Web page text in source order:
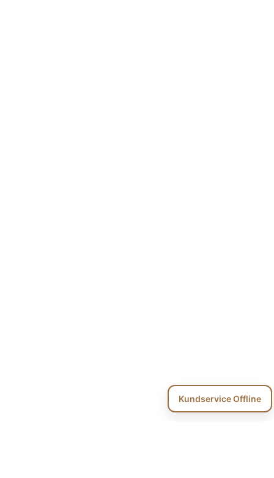
Kundservice Offline